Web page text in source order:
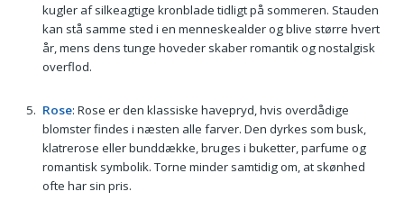
kugler af silkeagtige kronblade tidligt på sommeren. Stauden
kan stå samme sted i en menneskealder og blive større hvert
år, mens dens tunge hoveder skaber romantik og nostalgisk
overflod.
Rose: Rose er den klassiske havepryd, hvis overdådige
blomster findes i næsten alle farver. Den dyrkes som busk,
klatrerose eller bunddække, bruges i buketter, parfume og
romantisk symbolik. Torne minder samtidig om, at skønhed
ofte har sin pris.